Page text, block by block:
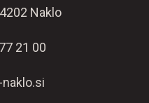
Naklo
21 00